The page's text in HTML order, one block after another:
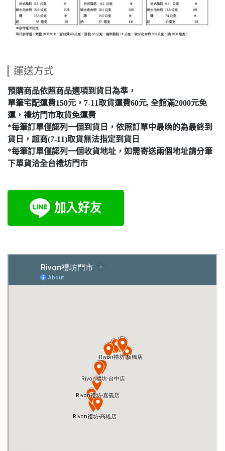
運送方式
預購商品依照商品選項到貨日為準，
單筆宅配運費150元，7-11取貨運費60元, 全館滿2000元免
運，禮坊門市取貨免運費
*每筆訂單僅認列一個到貨日，依照訂單中最晚的為最終到
貨日，超商(7-11)取貨無法指定到貨日
*每筆訂單僅認列一個收貨地址，如需寄送兩個地址請分筆
下單貨洽全台禮坊門市